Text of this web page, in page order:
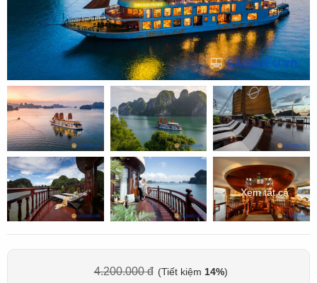
Xem tất cả
4.200.000 đ (Tiết kiệm 14%)